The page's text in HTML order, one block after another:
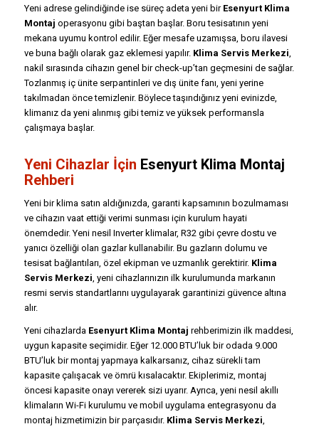
Yeni adrese gelindiğinde ise süreç adeta yeni bir Esenyurt Klima
Montaj operasyonu gibi baştan başlar. Boru tesisatının yeni
mekana uyumu kontrol edilir. Eğer mesafe uzamışsa, boru ilavesi
ve buna bağlı olarak gaz eklemesi yapılır. Klima Servis Merkezi,
nakil sırasında cihazın genel bir check-up’tan geçmesini de sağlar.
Tozlanmış iç ünite serpantinleri ve dış ünite fanı, yeni yerine
takılmadan önce temizlenir. Böylece taşındığınız yeni evinizde,
klimanız da yeni alınmış gibi temiz ve yüksek performansla
çalışmaya başlar.
Yeni Cihazlar İçin Esenyurt Klima Montaj
Rehberi
Yeni bir klima satın aldığınızda, garanti kapsamının bozulmaması
ve cihazın vaat ettiği verimi sunması için kurulum hayati
önemdedir. Yeni nesil Inverter klimalar, R32 gibi çevre dostu ve
yanıcı özelliği olan gazlar kullanabilir. Bu gazların dolumu ve
tesisat bağlantıları, özel ekipman ve uzmanlık gerektirir. Klima
Servis Merkezi, yeni cihazlarınızın ilk kurulumunda markanın
resmi servis standartlarını uygulayarak garantinizi güvence altına
alır.
Yeni cihazlarda Esenyurt Klima Montaj rehberimizin ilk maddesi,
uygun kapasite seçimidir. Eğer 12.000 BTU’luk bir odada 9.000
BTU’luk bir montaj yapmaya kalkarsanız, cihaz sürekli tam
kapasite çalışacak ve ömrü kısalacaktır. Ekiplerimiz, montaj
öncesi kapasite onayı vererek sizi uyarır. Ayrıca, yeni nesil akıllı
klimaların Wi-Fi kurulumu ve mobil uygulama entegrasyonu da
montaj hizmetimizin bir parçasıdır. Klima Servis Merkezi,